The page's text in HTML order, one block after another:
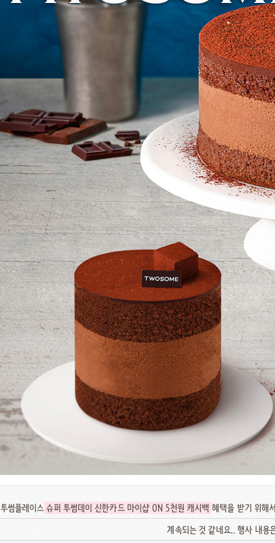
투썸플레이스슈퍼 투썸데이 신한카드 마이샵 ON 5천원 캐시백 혜택을 받기 위해
계속되는 것 같네요.. 행사 내용